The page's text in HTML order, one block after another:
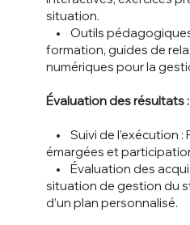
situation.
• Outils
formation, guides de
numériques pour la
Évaluation des résultats :
• Suivi de l’exécution :
émargées et
• Évaluation des
situation de gestion du
d’un plan personnalisé.